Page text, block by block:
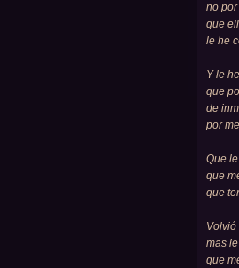
no
que
le he
Y le
que
de
por
Que
que
que
mas
que